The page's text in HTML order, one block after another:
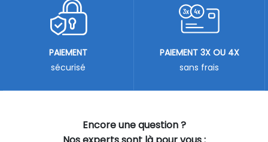
Encore une question ?
PAIEMENT
sécurisé
PAIEMENT 3X OU 4X
sans frais